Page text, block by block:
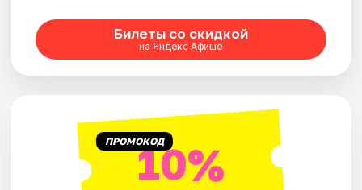
Билеты со скидкой
на Яндекс Афише
ПРОМОКОД10%